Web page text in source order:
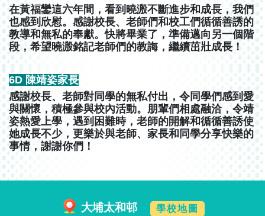
在黃福鑾這六年間，看到曉溵不斷進步和成長，我們
也感到欣慰。感謝校長、老師們和校工們循循善誘的
教導和無私的奉獻。快將畢業了，準備邁向另一個階
段，希望曉溵銘記老師們的教誨，繼續茁壯成長！
6D 陳靖姿家長
感謝校長、老師對同學的無私付出，令同學們感到愛
與關懷，積極參與校內活動。朋輩們相處融洽，令靖
姿熱愛上學，遇到困難時，老師的開解和循循善誘使
她成長不少，更樂於與老師、家長和同學分享快樂的
事情，謝謝你們！
大埔太和邨 學校地圖